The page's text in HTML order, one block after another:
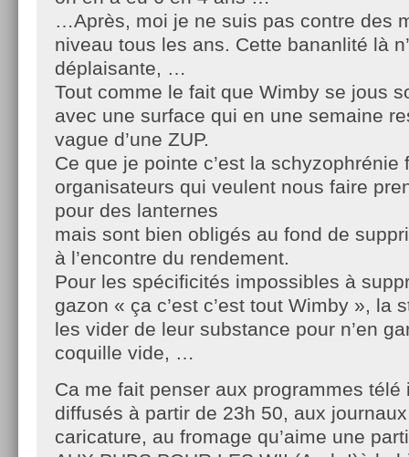
…Après, moi je ne suis pas contre des
niveau tous les ans. Cette bananlité là
déplaisante, …
Tout comme le fait que Wimby se jous
avec une surface qui en une semaine
vague d’une ZUP.
Ce que je pointe c’est la schyzophrénie
organisateurs qui veulent nous faire
pour des lanternes
mais sont bien obligés au fond de
à l’encontre du rendement.
Pour les spécificités impossibles à
gazon « ça c’est c’est tout Wimby », la
les vider de leur substance pour n’en
coquille vide, …
Ca me fait penser aux programmes télé
diffusés à partir de 23h 50, aux
caricature, au fromage qu’aime une